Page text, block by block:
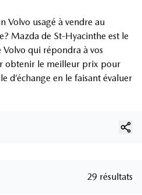
Volvo usagé à vendre au
Mazda de St-Hyacinthe est le
qui répondra à vos
obtenir le meilleur prix pour
d’échange en le faisant évaluer
29 résultats